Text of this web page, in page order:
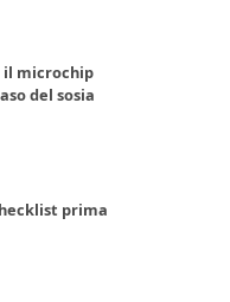
microchip
del sosia
prima